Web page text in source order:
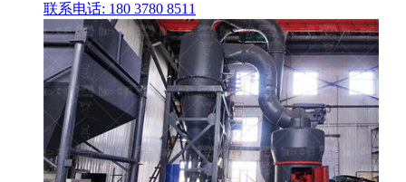
联系电话: 180 3780 8511